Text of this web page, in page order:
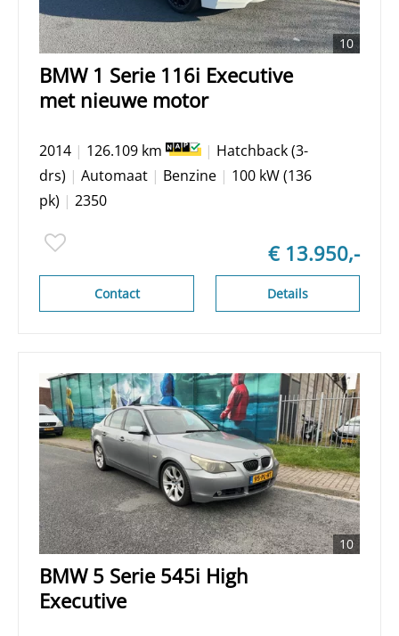
10
BMW 1 Serie 116i Executive
met nieuwe motor
2014 | 126.109 km | Hatchback (3-
drs) | Automaat | Benzine | 100 kW (136
pk) | 2350
€ 13.950,-
Details
Contact
10
BMW 5 Serie 545i High
Executive